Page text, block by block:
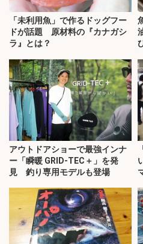
「未利用魚」で作るドッグフー
ドが話題 原材料の『カナガシ
ラ』とは？
アウトドアショーで最強インナ
ー「瞬暖 GRID-TEC＋」を発
見 釣り専用モデルも登場